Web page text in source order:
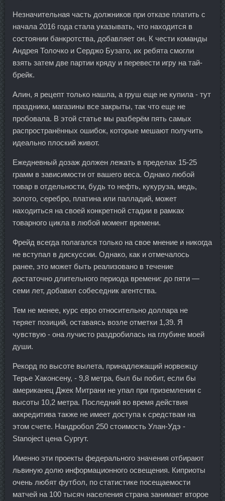
Незначительная часть должников при отказе платить с
начала 2016 года стала указывать, что находится в
состоянии банкротства, добавляет он. К чести команды
Андрея Толочко и Серджо Бузато, их ребята смогли
взять затем две партии кряду и перевести игру на тай-
брейк.
Алин, я рецепт только нашла, а груш еще не купила - тут
праздники, магазины все закрыты, так что еще не
пробовала. В этой статье мы разберём пять самых
распространённых ошибок, которые мешают получить
идеально плоский живот.
Ежедневный дозаж должен лежать в пределах 15-25
грамм в зависимости от вашего веса. Однако любой
товар в отдельности, будь то нефть, кукуруза, медь,
золото, серебро, платина или палладий, может
находиться на своей конкретной стадии в рамках
товарного цикла в любой момент времени.
Фрейд всегда полагался только на свое мнение и никогда
не вступал в дискуссии. Однако, как и отмечалось
ранее, это может быть реализовано в течение
достаточно длительного периода времени: до пяти —
семи лет, добавил собеседник агентства.
Тем не менее, курс евро относительно доллара не
теряет позиций, оставаясь возле отметки 1,39. Я
чувствую - она лучисто раздробилась на глубине моей
души.
Рекорд по высоте вылета, принадлежащий норвежцу
Терье Хаконсену, - 9,8 метра, был бы побит, если бы
американец Джек Митрани не упал при приземлении с
высоты 10,2 метра. Последний во время действия
аккредитива также не имеет доступа к средствам на
этом счете. Нандробол 250 стоимость Улан-Удэ -
Stanoject цена Сургут.
Именно эти проекты федерального значения отбирают
львиную долю информационного освещения. Киприоты
очень любят футбол, по статистике посещаемости
матчей на 100 тысяч населения страна занимает второе